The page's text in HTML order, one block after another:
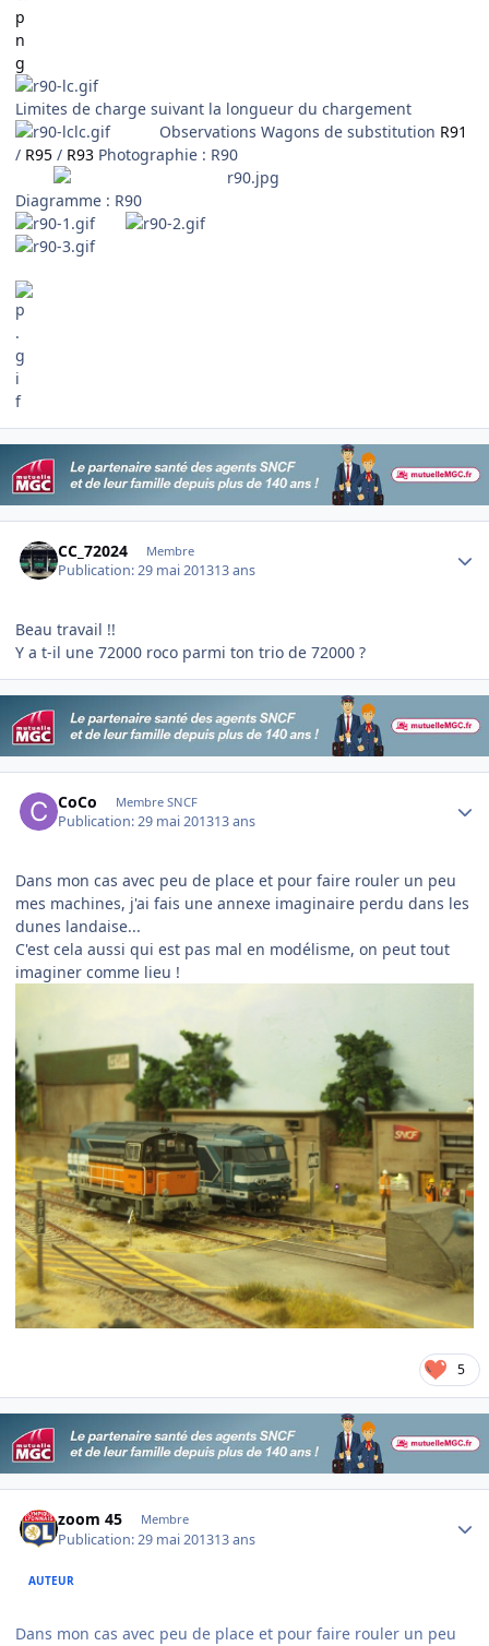
Limites de charge suivant la longueur du chargement
Observations Wagons de substitution R91
/ R95 / R93 Photographie : R90
Diagramme : R90
CC_72024 Membre
Publication:29 mai 201313 ans
Beau travail !!
Y a t-il une 72000 roco parmi ton trio de 72000 ?
CoCo Membre SNCF
Publication:29 mai 201313 ans
Dans mon cas avec peu de place et pour faire rouler un peu
mes machines, j'ai fais une annexe imaginaire perdu dans les
dunes landaise...
C'est cela aussi qui est pas mal en modélisme, on peut tout
imaginer comme lieu !
5
zoom 45 Membre
Publication:29 mai 201313 ans
AUTEUR
Dans mon cas avec peu de place et pour faire rouler un peu